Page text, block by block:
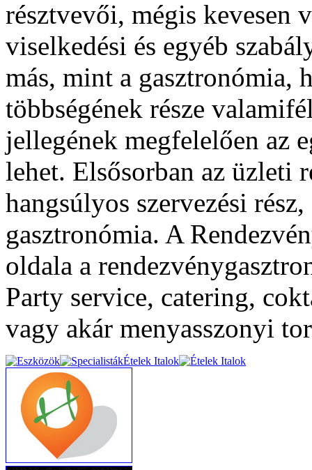
résztvevői, mégis kevesen
viselkedési és egyéb
más, mint a gasztronómia,
többségének része
jellegének megfelelően az
lehet. Elsősorban az üzleti
hangsúlyos szervezési
gasztronómia. A
oldala a
Party service, catering,
vagy akár menyasszonyi
Ételek Italok